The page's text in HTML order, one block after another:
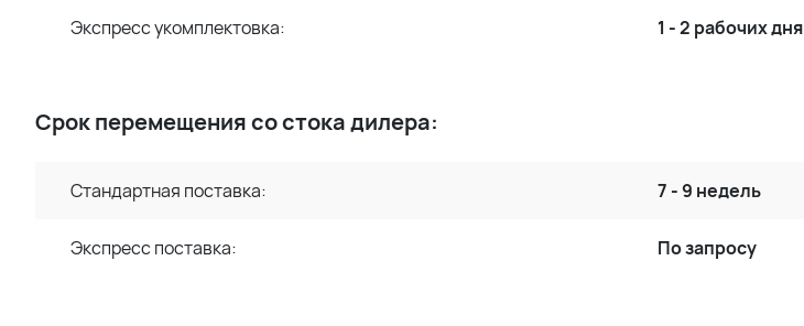
Экспресс укомплектовка: 1 - 2 рабочих дня
Срок перемещения со стока дилера:
Стандартная поставка: 7 - 9 недель
Экспресс поставка: По запросу